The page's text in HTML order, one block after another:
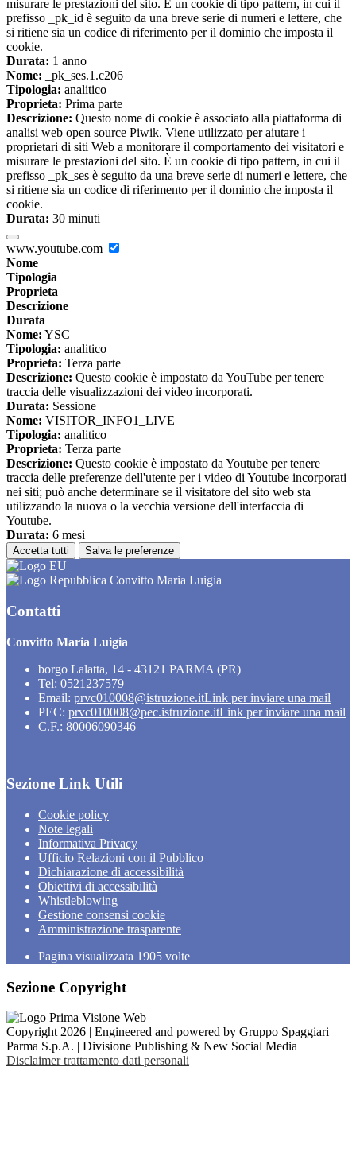
misurare le prestazioni del sito. È un cookie di tipo pattern, in cui il
prefisso _pk_id è seguito da una breve serie di numeri e lettere, che
si ritiene sia un codice di riferimento per il dominio che imposta il
cookie.
Durata: 1 anno
Nome: _pk_ses.1.c206
Tipologia: analitico
Proprieta: Prima parte
Descrizione: Questo nome di cookie è associato alla piattaforma di
analisi web open source Piwik. Viene utilizzato per aiutare i
proprietari di siti Web a monitorare il comportamento dei visitatori e
misurare le prestazioni del sito. È un cookie di tipo pattern, in cui il
prefisso _pk_ses è seguito da una breve serie di numeri e lettere, che
si ritiene sia un codice di riferimento per il dominio che imposta il
cookie.
Durata: 30 minuti
www.youtube.com
Nome
Tipologia
Proprieta
Descrizione
Durata
Nome: YSC
Tipologia: analitico
Proprieta: Terza parte
Descrizione: Questo cookie è impostato da YouTube per tenere
traccia delle visualizzazioni dei video incorporati.
Durata: Sessione
Nome: VISITOR_INFO1_LIVE
Tipologia: analitico
Proprieta: Terza parte
Descrizione: Questo cookie è impostato da Youtube per tenere
traccia delle preferenze dell'utente per i video di Youtube incorporati
nei siti; può anche determinare se il visitatore del sito web sta
utilizzando la nuova o la vecchia versione dell'interfaccia di
Youtube.
Durata: 6 mesi
Accetta tutti Salva le preferenze
Convitto Maria Luigia
Contatti
Convitto Maria Luigia
borgo Lalatta, 14 - 43121 PARMA (PR)
Tel: 0521237579
Email: prvc010008@istruzione.itLink per inviare una mail
PEC: prvc010008@pec.istruzione.itLink per inviare una mail
C.F.: 80006090346
Sezione Link Utili
Cookie policy
Note legali
Informativa Privacy
Ufficio Relazioni con il Pubblico
Dichiarazione di accessibilità
Obiettivi di accessibilità
Whistleblowing
Gestione consensi cookie
Amministrazione trasparente
Pagina visualizzata 1905 volte
Sezione Copyright
Copyright 2026 | Engineered and powered by Gruppo Spaggiari
Parma S.p.A. | Divisione Publishing & New Social Media
Disclaimer trattamento dati personali